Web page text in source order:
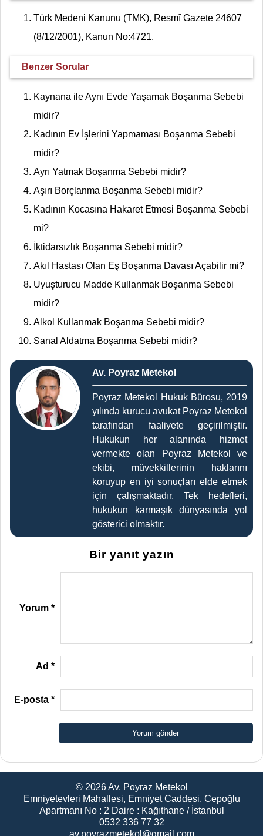
Türk Medeni Kanunu (TMK), Resmî Gazete 24607
(8/12/2001), Kanun No:4721.
Benzer Sorular
Kaynana ile Aynı Evde Yaşamak Boşanma Sebebi
midir?
Kadının Ev İşlerini Yapmaması Boşanma Sebebi
midir?
Ayrı Yatmak Boşanma Sebebi midir?
Aşırı Borçlanma Boşanma Sebebi midir?
Kadının Kocasına Hakaret Etmesi Boşanma Sebebi
mi?
İktidarsızlık Boşanma Sebebi midir?
Akıl Hastası Olan Eş Boşanma Davası Açabilir mi?
Uyuşturucu Madde Kullanmak Boşanma Sebebi
midir?
Alkol Kullanmak Boşanma Sebebi midir?
Sanal Aldatma Boşanma Sebebi midir?
Av. Poyraz Metekol
Poyraz Metekol Hukuk Bürosu, 2019
yılında kurucu avukat Poyraz Metekol
tarafından faaliyete geçirilmiştir.
Hukukun her alanında hizmet
vermekte olan Poyraz Metekol ve
ekibi, müvekkillerinin haklarını
koruyup en iyi sonuçları elde etmek
için çalışmaktadır. Tek hedefleri,
hukukun karmaşık dünyasında yol
gösterici olmaktır.
Bir yanıt yazın
Yorum*
Ad*
E-posta*
© 2026Av. Poyraz Metekol
Emniyetevleri Mahallesi, Emniyet Caddesi, Cepoğlu
Apartmanı No : 2 Daire : Kağıthane / İstanbul
0532 336 77 32
av.poyrazmetekol@gmail.com